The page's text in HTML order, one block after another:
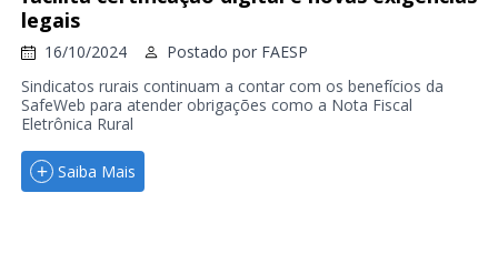
legais
16/10/2024 Postado por FAESP
Sindicatos rurais continuam a contar com os benefícios da
SafeWeb para atender obrigações como a Nota Fiscal
Eletrônica Rural
Saiba Mais